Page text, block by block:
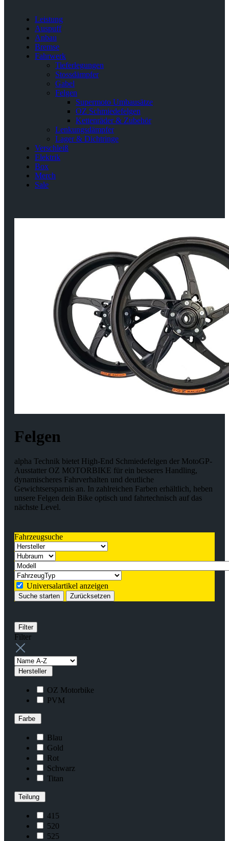
Leistung
Auspuff
Anbau
Bremse
Fahrwerk
Tieferlegungen
Stossdämpfer
Gabel
Felgen
Supermoto Umbausätze
OZ Schmiedefelgen
Kettenräder & Zubehör
Lenkungsdämpfer
Lager & Dichtringe
Verschleiß
Elektrik
Box
Merch
Sale
Felgen
alpha Technik bietet High-End Schmiedefelgen der MotoGP-
Ausstatter OZ MOTORBIKE für ein besseres Handling,
dynamischeres Fahrverhalten und deutliche
Gewichtsersparnis an. In zahlreichen Farben erhältlich, heben
unsere Felgen dein Bike optisch und fahrtechnisch auf das
nächste Level.
Fahrzeugsuche
Universalartikel anzeigen
Suche starten Zurücksetzen
Filter
Filter
Hersteller
OZ Motorbike
PVM
Farbe
Blau
Gold
Rot
Schwarz
Titan
Teilung
415
520
525